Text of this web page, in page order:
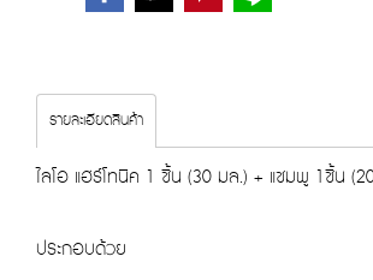
รายละเอียดสินค้า
ไลโอ แฮร์โทนิค 1 ชิ้น (30 มล.) + แชมพู 1ชิ้น
ประกอบด้วย